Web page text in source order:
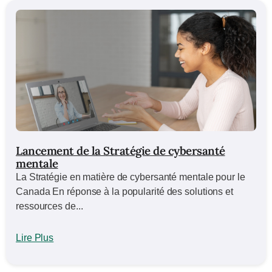
Lancement de la Stratégie de cybersanté
mentale
La Stratégie en matière de cybersanté mentale pour le
Canada En réponse à la popularité des solutions et
ressources de...
Lire Plus